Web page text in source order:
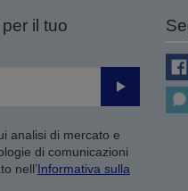
il tuo
Invia
analisi di mercato e
di comunicazioni
nell’Informativa sulla